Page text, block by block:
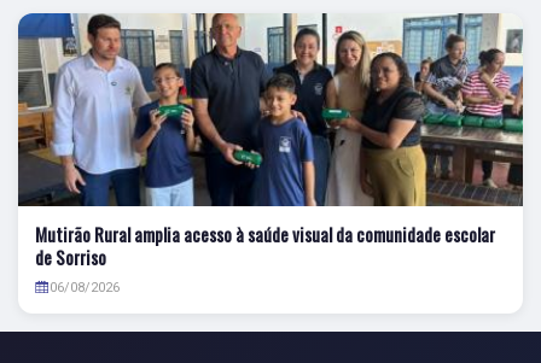
Mutirão Rural amplia acesso à saúde visual da comunidade escolar
de Sorriso
06/08/2026